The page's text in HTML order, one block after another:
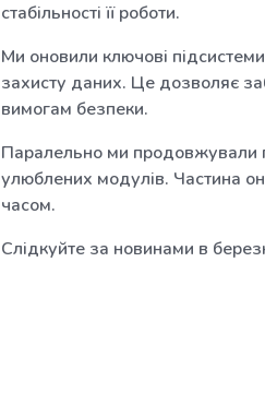
стабільності її роботи.
Ми оновили ключові
захисту даних. Це дозволяє
вимогам безпеки.
Паралельно ми продовжували
улюблених модулів. Частина
часом.
Слідкуйте за новинами в